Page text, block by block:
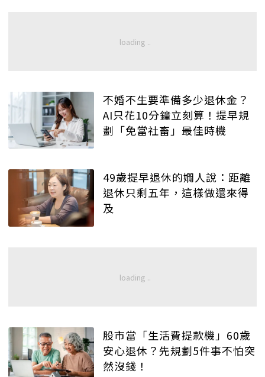
不婚不生要準備多少退休金？
AI只花10分鐘立刻算！提早規
劃「免當社畜」最佳時機
49歲提早退休的嫺人說：距離
退休只剩五年，這樣做還來得
及
股市當「生活費提款機」60歲
安心退休？先規劃5件事不怕突
然沒錢！